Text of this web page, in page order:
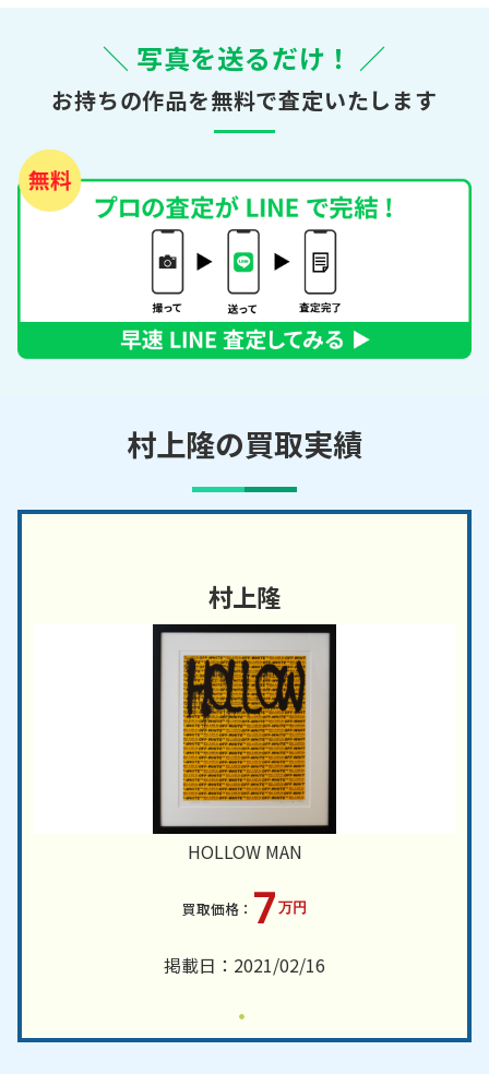
＼ 写真を送るだけ！ ／
お持ちの作品を無料で査定いたします
村上隆の買取実績
村上隆
HOLLOW MAN
7万円
掲載日：2021/02/16